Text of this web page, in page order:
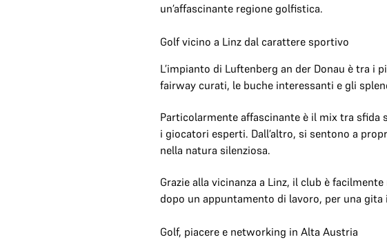
un’affascinante regione golfistica.
Golf vicino a Linz dal carattere sportivo
L’impianto di Luftenberg an der Donau è tra i
fairway curati, le buche interessanti e gli
Particolarmente affascinante è il mix tra
i giocatori esperti. Dall’altro, si sentono a
nella natura silenziosa.
Grazie alla vicinanza a Linz, il club è
dopo un appuntamento di lavoro, per una
Golf, piacere e networking in Alta Austria